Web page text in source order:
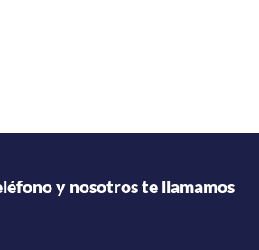
y nosotros te llamamos